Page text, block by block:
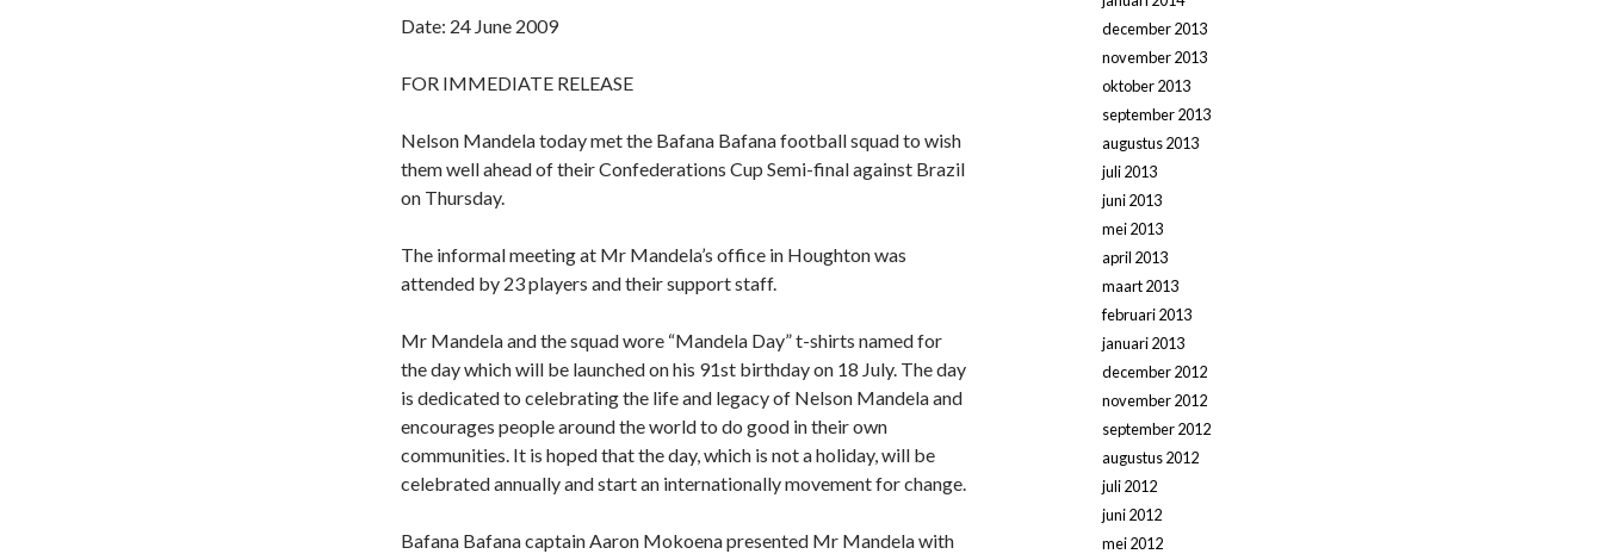
Date: 24 June 2009
FOR IMMEDIATE RELEASE
Nelson Mandela today met the Bafana Bafana football squad to wish
them well ahead of their Confederations Cup Semi-final against Brazil
on Thursday.
The informal meeting at Mr Mandela’s office in Houghton was
attended by 23 players and their support staff.
Mr Mandela and the squad wore “Mandela Day” t-shirts named for
the day which will be launched on his 91st birthday on 18 July. The day
is dedicated to celebrating the life and legacy of Nelson Mandela and
encourages people around the world to do good in their own
communities. It is hoped that the day, which is not a holiday, will be
celebrated annually and start an internationally movement for change.
Bafana Bafana captain Aaron Mokoena presented Mr Mandela with
december 2013
november 2013
oktober 2013
september 2013
augustus 2013
juli 2013
juni 2013
mei 2013
april 2013
maart 2013
februari 2013
januari 2013
december 2012
november 2012
september 2012
augustus 2012
juli 2012
juni 2012
mei 2012